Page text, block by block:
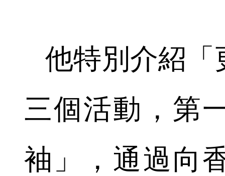
他特別介紹「
三個活動，第
袖」，通過向